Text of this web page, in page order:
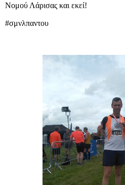
Νομού Λάρισας και εκεί!
#σμνλπαντου